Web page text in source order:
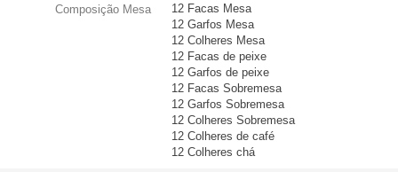
Composição Mesa
12 Facas Mesa
12 Garfos Mesa
12 Colheres Mesa
12 Facas de peixe
12 Garfos de peixe
12 Facas Sobremesa
12 Garfos Sobremesa
12 Colheres Sobremesa
12 Colheres de café
12 Colheres chá